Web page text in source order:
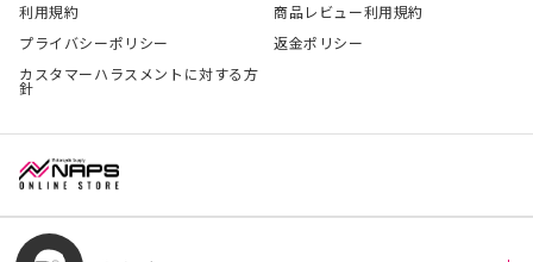
利用規約
商品レビュー利用規約
プライバシーポリシー
返金ポリシー
カスタマーハラスメントに対する方
針